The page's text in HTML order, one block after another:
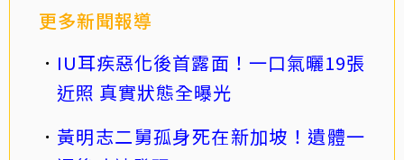
更多新聞報導
IU耳疾惡化後首露面！一口氣曬19張
近照 真實狀態全曝光
黃明志二舅孤身死在新加坡！遺體一